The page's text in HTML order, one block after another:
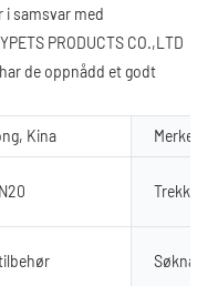
i samsvar med
PRODUCTS CO.,LTD
de oppnådd et godt
Kina
Trekk:
Søknad: